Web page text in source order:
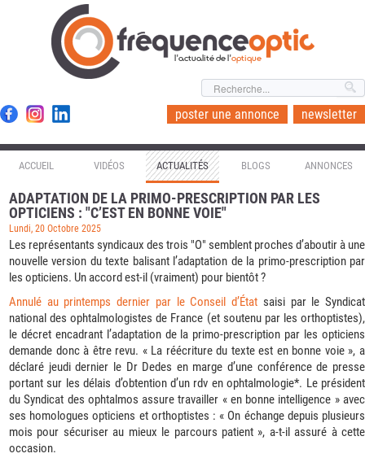
l'actualité de l'optique
poster une annonce newsletter
ACCUEIL VIDÉOS ACTUALITÉS BLOGS ANNONCES
ADAPTATION DE LA PRIMO-PRESCRIPTION PAR LES
OPTICIENS : "C’EST EN BONNE VOIE"
Lundi, 20 Octobre 2025
Les représentants syndicaux des trois "O" semblent proches d’aboutir à une
nouvelle version du texte balisant l’adaptation de la primo-prescription par
les opticiens. Un accord est-il (vraiment) pour bientôt ?
Annulé au printemps dernier par le Conseil d’État saisi par le Syndicat
national des ophtalmologistes de France (et soutenu par les orthoptistes),
le décret encadrant l’adaptation de la primo-prescription par les opticiens
demande donc à être revu. « La réécriture du texte est en bonne voie », a
déclaré jeudi dernier le Dr Dedes en marge d’une conférence de presse
portant sur les délais d’obtention d’un rdv en ophtalmologie*. Le président
du Syndicat des ophtalmos assure travailler « en bonne intelligence » avec
ses homologues opticiens et orthoptistes : « On échange depuis plusieurs
mois pour sécuriser au mieux le parcours patient », a-t-il assuré à cette
occasion.